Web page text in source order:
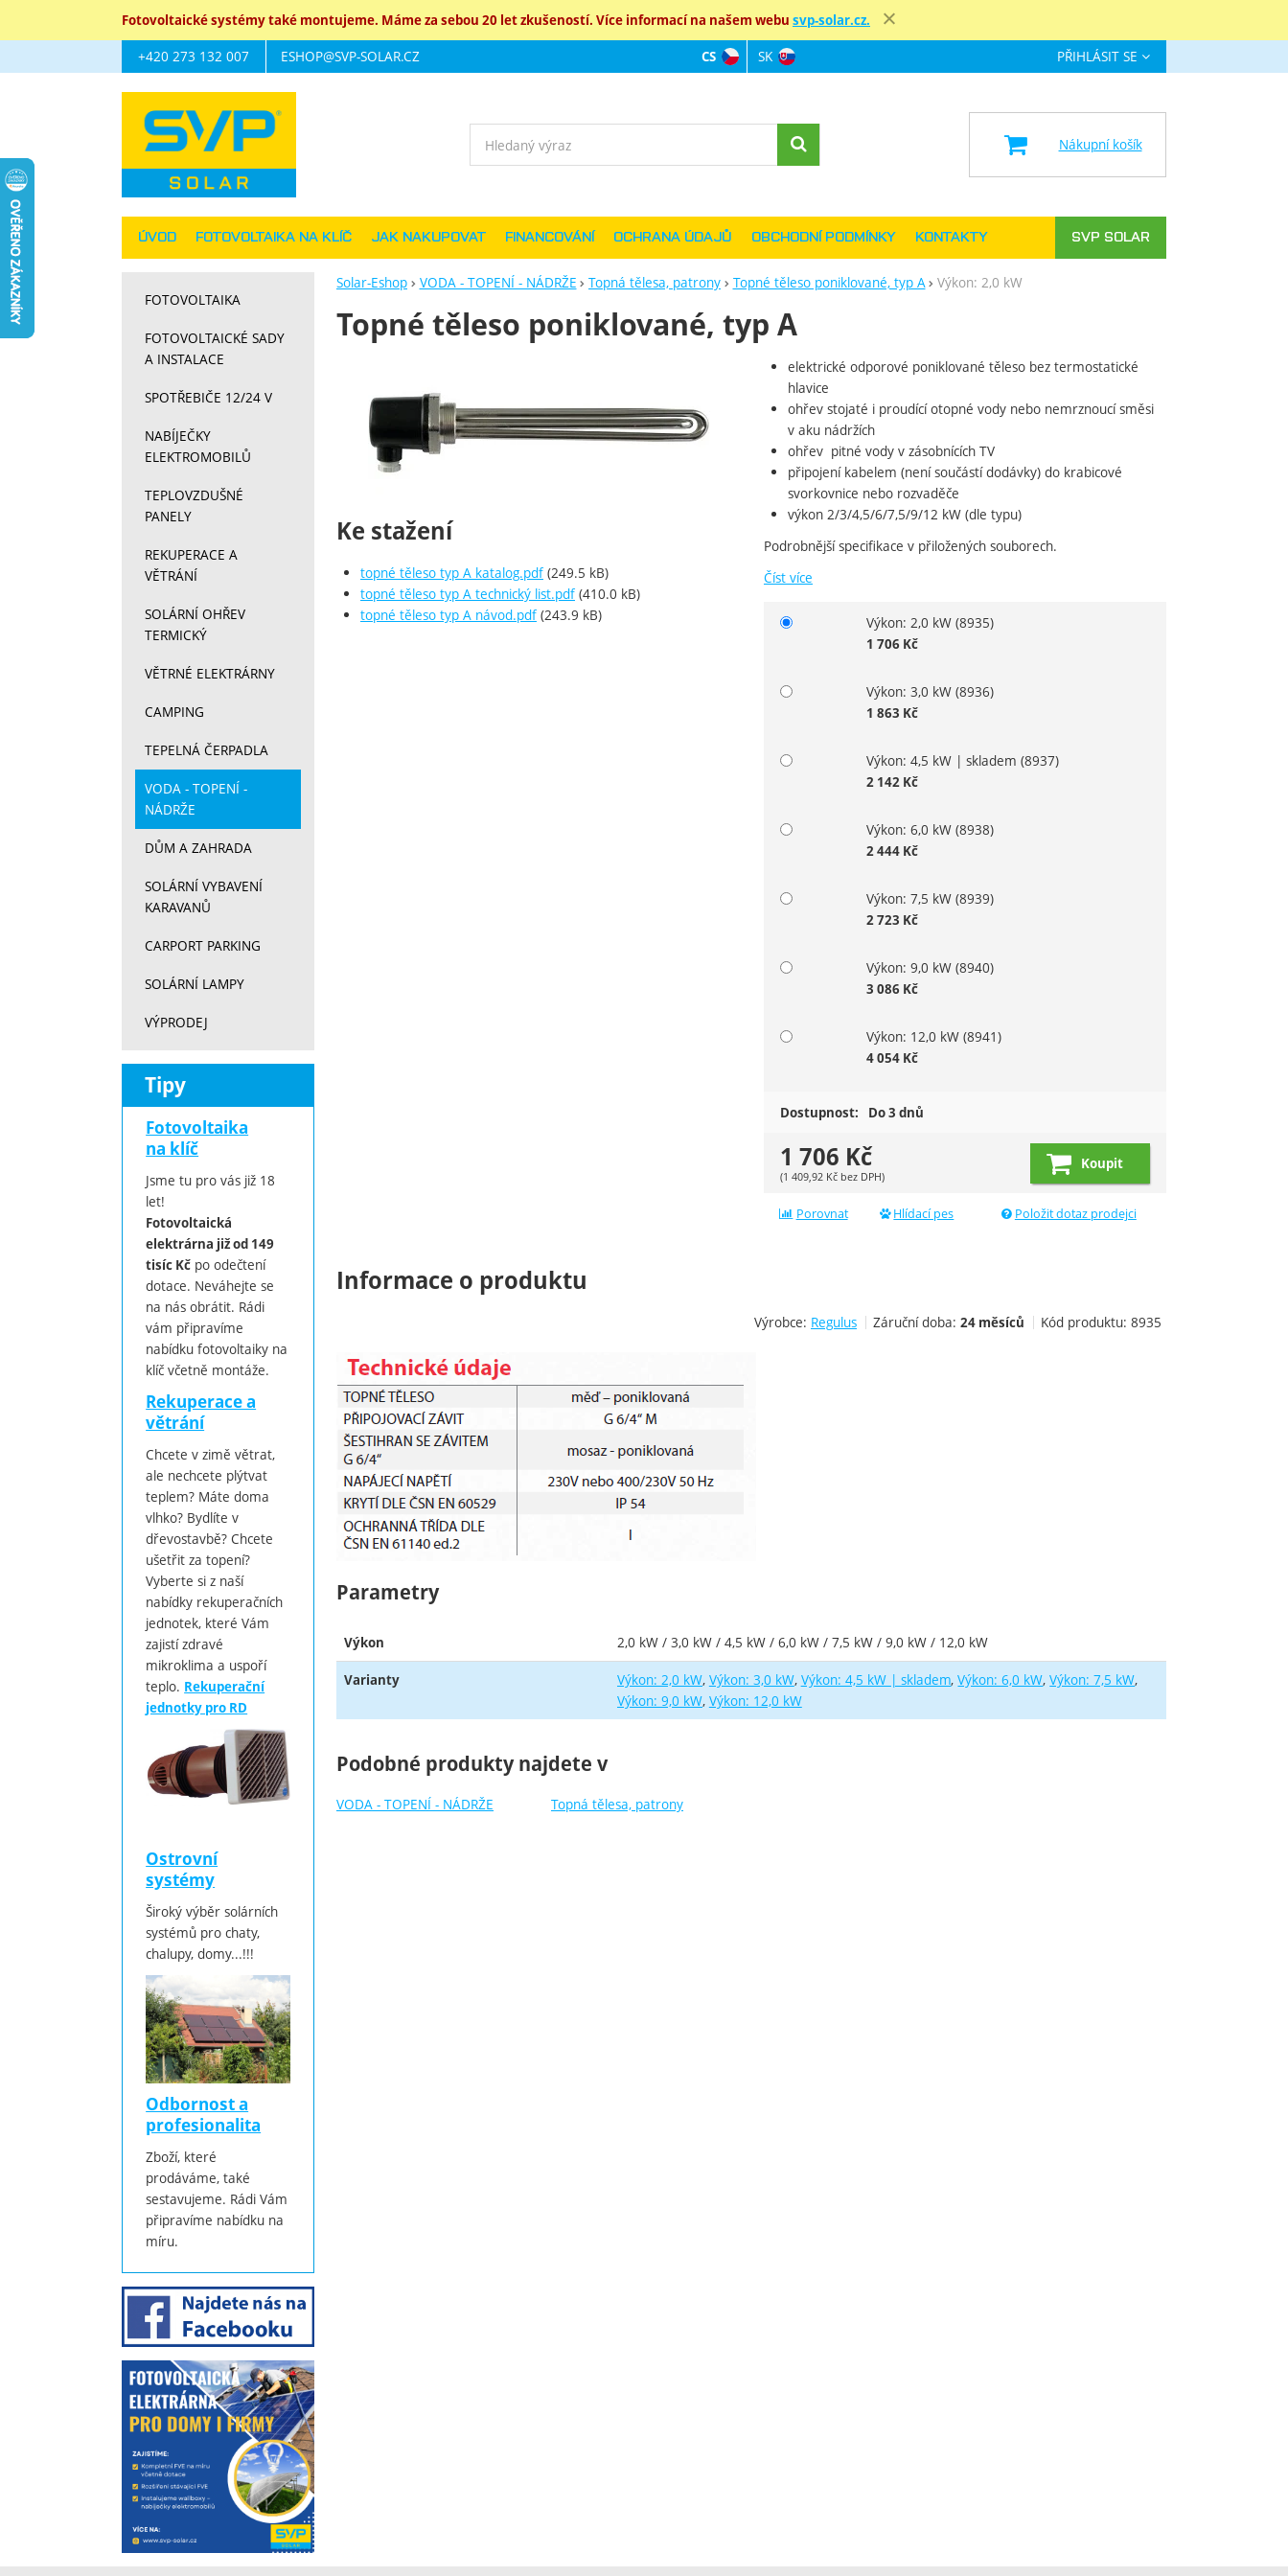
Fotovoltaické systémy také montujeme. Máme za sebou 20 let zkušeností. Více informací na našem webu svp-solar.cz.
Solar-Eshop VODA - TOPENÍ - NÁDRŽE Topná tělesa, patrony Topné těleso poniklované, typ A Výkon: 2,0 kW
Topné těleso poniklované, typ A
Ke stažení
topné těleso typ A katalog.pdf (249.5 kB)
topné těleso typ A technický list.pdf (410.0 kB)
topné těleso typ A návod.pdf (243.9 kB)
elektrické odporové poniklované těleso bez termostatické
hlavice
ohřev stojaté i proudící otopné vody nebo nemrznoucí směsi
v aku nádržích
ohřev pitné vody v zásobnících TV
připojení kabelem (není součástí dodávky) do krabicové
svorkovnice nebo rozvaděče
výkon 2/3/4,5/6/7,5/9/12 kW (dle typu)
Podrobnější specifikace v přiložených souborech.
Číst více
Vyberte variantu
Výkon: 2,0 kW (8935)
1 706 Kč
Výkon: 3,0 kW (8936)
1 863 Kč
Výkon: 4,5 kW | skladem (8937)
2 142 Kč
Výkon: 6,0 kW (8938)
2 444 Kč
Výkon: 7,5 kW (8939)
2 723 Kč
Výkon: 9,0 kW (8940)
3 086 Kč
Výkon: 12,0 kW (8941)
4 054 Kč
Dostupnost: Do 3 dnů
1 706 Kč
(1 409,92 Kč bez DPH)
Koupit
Porovnat Hlídací pes Položit dotaz prodejci
Informace o produktu
Výrobce: Regulus Záruční doba: 24 měsíců Kód produktu: 8935
Parametry
Výkon 2,0 kW / 3,0 kW / 4,5 kW / 6,0 kW / 7,5 kW / 9,0 kW / 12,0 kW
Varianty Výkon: 2,0 kW Výkon: 3,0 kW Výkon: 4,5 kW | skladem Výkon: 6,0 kW Výkon: 7,5 kW
Výkon: 9,0 kW Výkon: 12,0 kW
Podobné produkty najdete v
VODA - TOPENÍ - NÁDRŽE Topná tělesa, patrony
FOTOVOLTAIKA
FOTOVOLTAICKÉ SADY
A INSTALACE
SPOTŘEBIČE 12/24 V
NABÍJEČKY
ELEKTROMOBILŮ
TEPLOVZDUŠNÉ
PANELY
REKUPERACE A
VĚTRÁNÍ
SOLÁRNÍ OHŘEV
TERMICKÝ
VĚTRNÉ ELEKTRÁRNY
CAMPING
TEPELNÁ ČERPADLA
VODA - TOPENÍ -
NÁDRŽE
DŮM A ZAHRADA
SOLÁRNÍ VYBAVENÍ
KARAVANŮ
CARPORT PARKING
SOLÁRNÍ LAMPY
VÝPRODEJ
Tipy
Fotovoltaika
na klíč
Jsme tu pro vás již 18
let!
Fotovoltaická
elektrárna již od 149
tisíc Kč po odečtení
dotace. Neváhejte se
na nás obrátit. Rádi
vám připravíme
nabídku fotovoltaiky na
klíč včetně montáže.
Rekuperace a
větrání
Chcete v zimě větrat,
ale nechcete plýtvat
teplem? Máte doma
vlhko? Bydlíte v
dřevostavbě? Chcete
ušetřit za topení?
Vyberte si z naší
nabídky rekuperačních
jednotek, které Vám
zajistí zdravé
mikroklima a uspoří
teplo. Rekuperační
jednotky pro RD
Ostrovní
systémy
Široký výběr solárních
systémů pro chaty,
chalupy, domy...!!!
Odbornost a
profesionalita
Zboží, které
prodáváme, také
sestavujeme. Rádi Vám
připravíme nabídku na
míru.
Navigace
+420 273 132 007 ESHOP@SVP-SOLAR.CZ
ÚVOD FOTOVOLTAIKA NA KLÍČ JAK NAKUPOVAT FINANCOVÁNÍ OCHRANA ÚDAJŮ OBCHODNÍ PODMÍNKY KONTAKTY SVP SOLAR
Jazyková verze
CS SK PŘIHLÁSIT SE
Vyhledávání Nákupní košík